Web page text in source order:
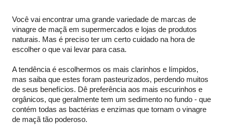
Você vai encontrar uma grande variedade de marcas de
vinagre de maçã em supermercados e lojas de produtos
naturais. Mas é preciso ter um certo cuidado na hora de
escolher o que vai levar para casa.
A tendência é escolhermos os mais clarinhos e límpidos,
mas saiba que estes foram pasteurizados, perdendo muitos
de seus benefícios. Dê preferência aos mais escurinhos e
orgânicos, que geralmente tem um sedimento no fundo - que
contém todas as bactérias e enzimas que tornam o vinagre
de maçã tão poderoso.